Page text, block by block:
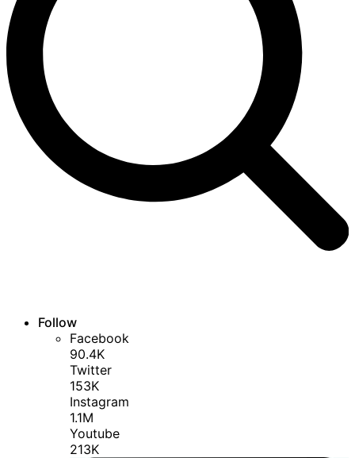
Follow
Facebook
90.4K
Twitter
153K
Instagram
1.1M
Youtube
213K